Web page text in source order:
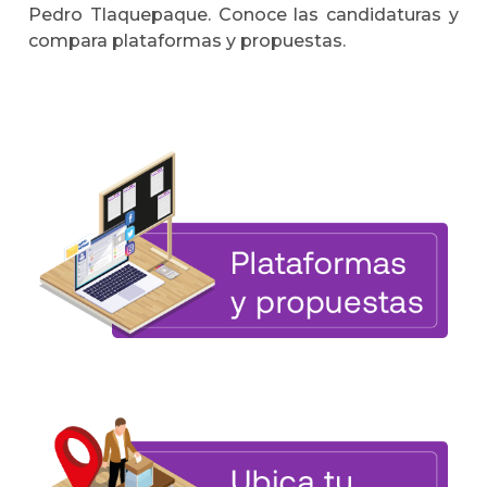
Pedro Tlaquepaque. Conoce las candidaturas y
compara plataformas y propuestas.